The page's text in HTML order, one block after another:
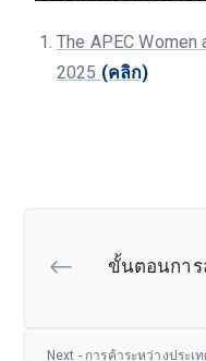
The APEC Women
2025 (คลิก)
ขั้นตอนการ
Next - การค้าระหว่างประเ